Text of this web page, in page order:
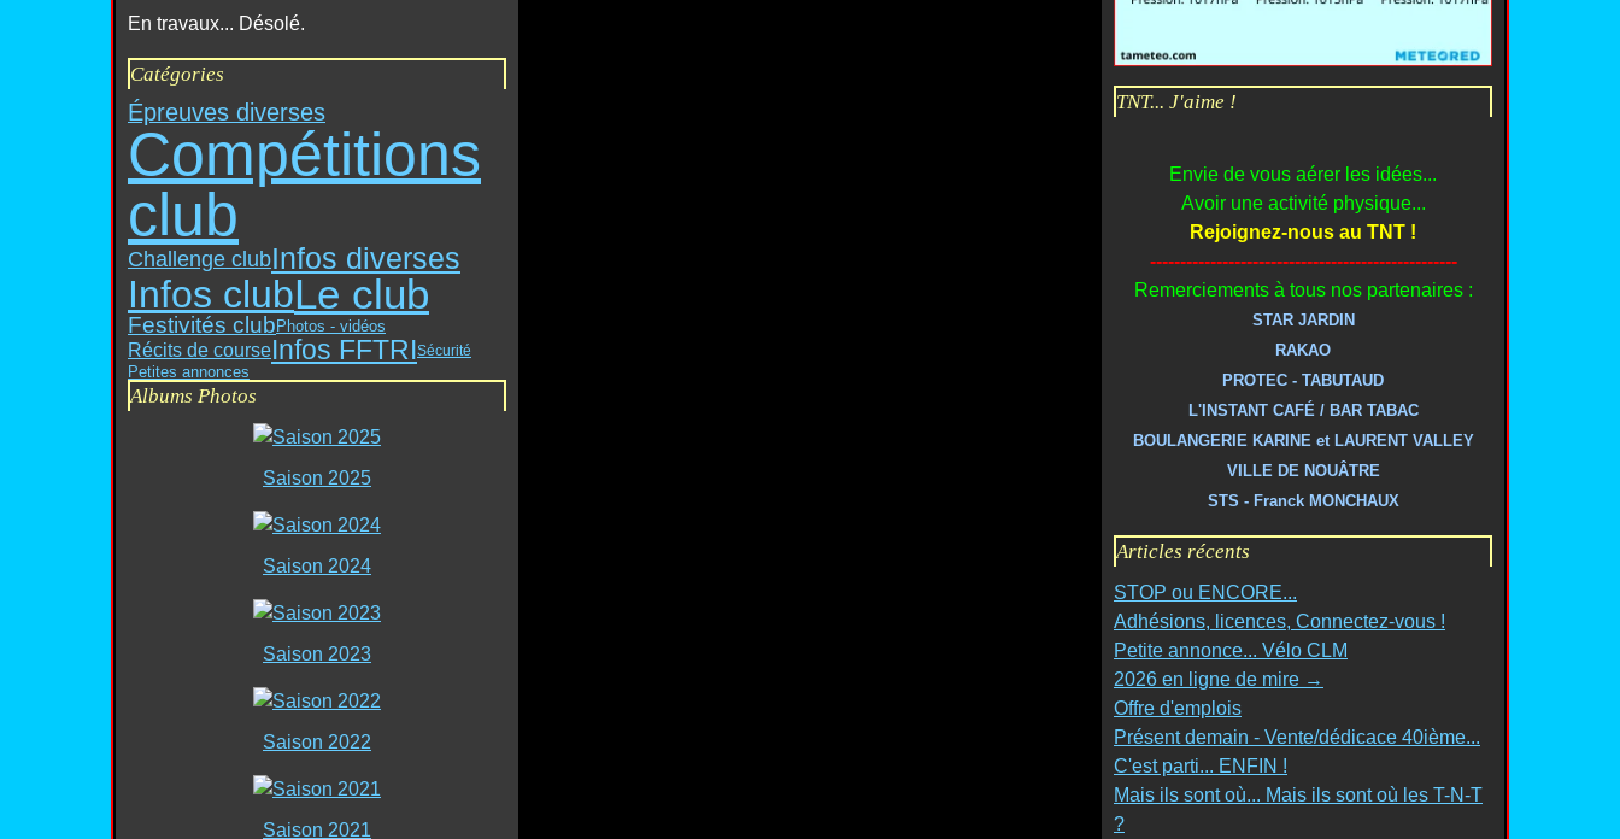
En travaux... Désolé.
Catégories
Épreuves diverses
Compétitions
club
Challenge clubInfos diverses
Infos clubLe club
Festivités clubPhotos - vidéos
Récits de courseInfos FFTRISécurité
Petites annonces
Albums Photos
Saison 2025
Saison 2024
Saison 2023
Saison 2022
Saison 2021
TNT... J'aime !
Envie de vous aérer les idées...
Avoir une activité physique...
Rejoignez-nous au TNT !
---------------------------------------------------
Remerciements à tous nos partenaires :
STAR JARDIN
RAKAO
PROTEC - TABUTAUD
L'INSTANT CAFÉ / BAR TABAC
BOULANGERIE KARINE et LAURENT VALLEY
VILLE DE NOUÂTRE
STS - Franck MONCHAUX
Articles récents
STOP ou ENCORE...
Adhésions, licences, Connectez-vous !
Petite annonce... Vélo CLM
2026 en ligne de mire →
Offre d'emplois
Présent demain - Vente/dédicace 40ième...
C'est parti... ENFIN !
Mais ils sont où... Mais ils sont où les T-N-T
?